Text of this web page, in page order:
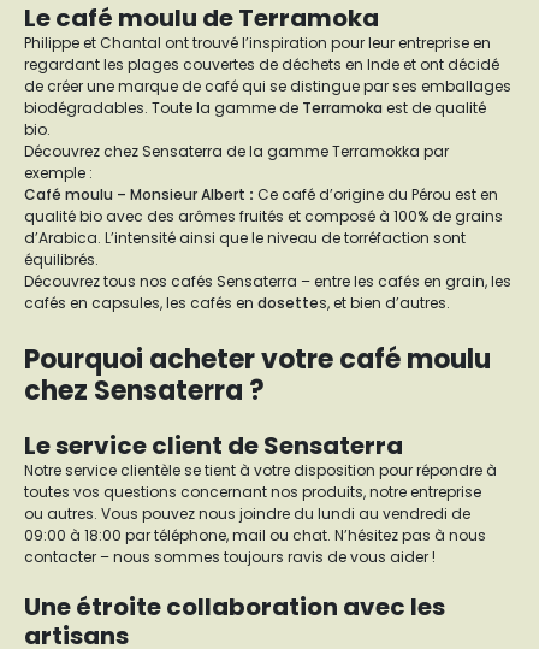
Le café moulu de Terramoka
Philippe et Chantal ont trouvé l’inspiration pour leur entreprise en
regardant les plages couvertes de déchets en Inde et ont décidé
de créer une marque de café qui se distingue par ses emballages
biodégradables. Toute la gamme de Terramoka est de qualité
bio.
Découvrez chez Sensaterra de la gamme Terramokka par
exemple :
Café moulu – Monsieur Albert : Ce café d’origine du Pérou est en
qualité bio avec des arômes fruités et composé à 100% de grains
d’Arabica. L’intensité ainsi que le niveau de torréfaction sont
équilibrés.
Découvrez tous nos cafés Sensaterra – entre les cafés en grain, les
cafés en capsules, les cafés en dosettes, et bien d’autres.
Pourquoi acheter votre café moulu
chez Sensaterra ?
Le service client de Sensaterra
Notre service clientèle se tient à votre disposition pour répondre à
toutes vos questions concernant nos produits, notre entreprise
ou autres. Vous pouvez nous joindre du lundi au vendredi de
09:00 à 18:00 par téléphone, mail ou chat. N’hésitez pas à nous
contacter – nous sommes toujours ravis de vous aider !
Une étroite collaboration avec les
artisans